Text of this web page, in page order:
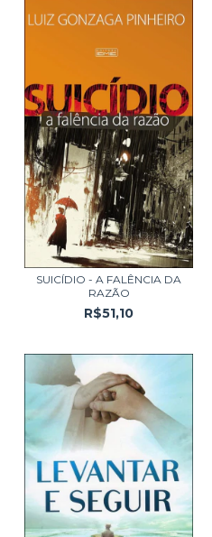
SUICÍDIO - A FALÊNCIA DA
RAZÃO
R$51,10